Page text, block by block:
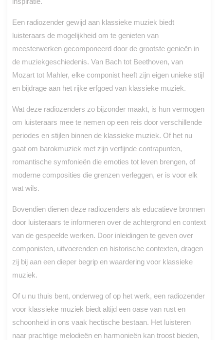
Een radiozender gewijd aan klassieke muziek biedt
luisteraars de mogelijkheid om te genieten van
meesterwerken gecomponeerd door de grootste genieën in
de muziekgeschiedenis. Van Bach tot Beethoven, van
Mozart tot Mahler, elke componist heeft zijn eigen unieke stijl
en bijdrage aan het rijke erfgoed van klassieke muziek.
Wat deze radiozenders zo bijzonder maakt, is hun vermogen
om luisteraars mee te nemen op een reis door verschillende
periodes en stijlen binnen de klassieke muziek. Of het nu
gaat om barokmuziek met zijn verfijnde contrapunten,
romantische symfonieën die emoties tot leven brengen, of
moderne composities die grenzen verleggen, er is voor elk
wat wils.
Bovendien dienen deze radiozenders als educatieve bronnen
door luisteraars te informeren over de achtergrond en context
van de gespeelde werken. Door inleidingen te geven over
componisten, uitvoerenden en historische contexten, dragen
zij bij aan een dieper begrip en waardering voor klassieke
muziek.
Of u nu thuis bent, onderweg of op het werk, een radiozender
voor klassieke muziek biedt altijd een oase van rust en
schoonheid in ons vaak hectische bestaan. Het luisteren
naar prachtige melodieën en harmonieën kan troost bieden,